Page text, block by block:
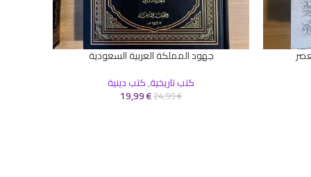
إضافة إلى السلةجهود المملكة العربية السعودية
كتب تاريخية,كتب دينية
24,99€
19,99€